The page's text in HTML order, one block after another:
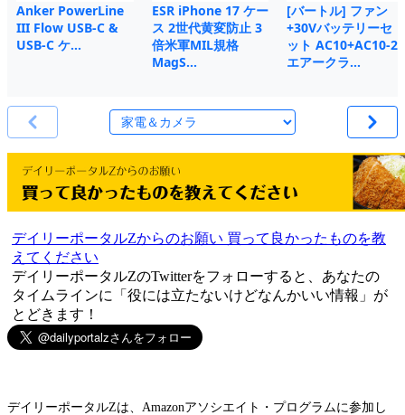
Anker PowerLine
III Flow USB-C &
USB-C ケ…
ESR iPhone 17 ケー
ス 2世代黄変防止 3
倍米軍MIL規格
MagS…
[バートル] ファン
+30Vバッテリーセ
ット AC10+AC10-2
エアークラ…
デイリーポータルZからのお願い 買って良かったものを教
えてください
デイリーポータルZのTwitterをフォローすると、あなたの
タイムラインに「役には立たないけどなんかいい情報」が
とどきます！
デイリーポータルZは、Amazonアソシエイト・プログラムに参加し